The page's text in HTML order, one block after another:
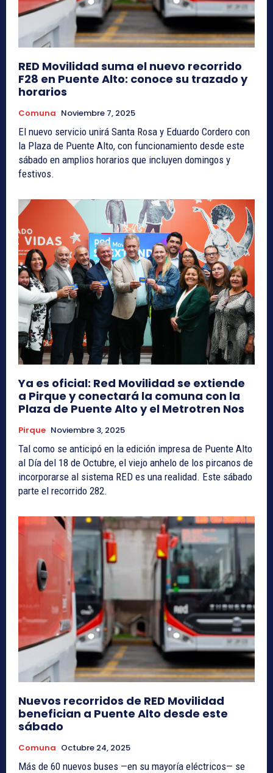
RED Movilidad suma el nuevo recorrido
F28 en Puente Alto: conoce su trazado y
horarios
Comuna Noviembre 7, 2025
El nuevo servicio unirá Santa Rosa y Eduardo Cordero con
la Plaza de Puente Alto, con funcionamiento desde este
sábado en amplios horarios que incluyen domingos y
festivos.
Ya es oficial: Red Movilidad se extiende
a Pirque y conectará la comuna con la
Plaza de Puente Alto y el Metrotren Nos
Pirque Noviembre 3, 2025
Tal como se anticipó en la edición impresa de Puente Alto
al Día del 18 de Octubre, el viejo anhelo de los pircanos de
incorporarse al sistema RED es una realidad. Este sábado
parte el recorrido 282.
Nuevos recorridos de RED Movilidad
benefician a Puente Alto desde este
sábado
Comuna Octubre 24, 2025
Más de 60 nuevos buses —en su mayoría eléctricos— se